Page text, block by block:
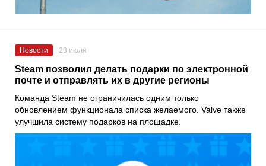
Новости 23 июля
Steam позволил делать подарки по электронной
почте и отправлять их в другие регионы
Команда Steam не ограничилась одним только
обновлением функционала списка желаемого. Valve также
улучшила систему подарков на площадке.